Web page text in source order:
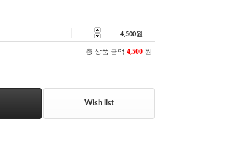
4,500원
총 상품 금액 4,500 원
Wish list